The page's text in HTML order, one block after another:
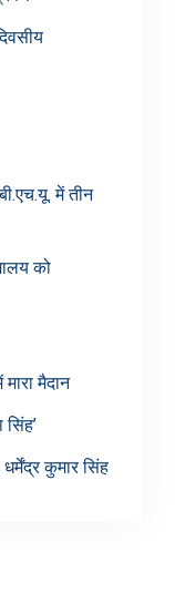
में तीन
को
मैदान
धर्मेंद्र कुमार सिंह